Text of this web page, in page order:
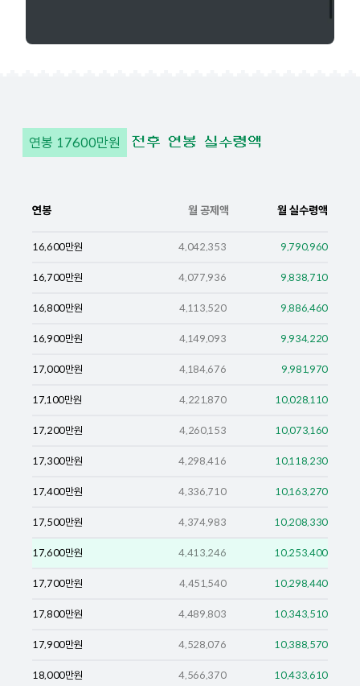
연봉 17600만원 전후 연봉 실수령액
연봉 월 공제액 월 실수령액
16,600만원 4,042,353 9,790,960
16,700만원 4,077,936 9,838,710
16,800만원 4,113,520 9,886,460
16,900만원 4,149,093 9,934,220
17,000만원 4,184,676 9,981,970
17,100만원 4,221,870 10,028,110
17,200만원 4,260,153 10,073,160
17,300만원 4,298,416 10,118,230
17,400만원 4,336,710 10,163,270
17,500만원 4,374,983 10,208,330
17,600만원 4,413,246 10,253,400
17,700만원 4,451,540 10,298,440
17,800만원 4,489,803 10,343,510
17,900만원 4,528,076 10,388,570
18,000만원 4,566,370 10,433,610